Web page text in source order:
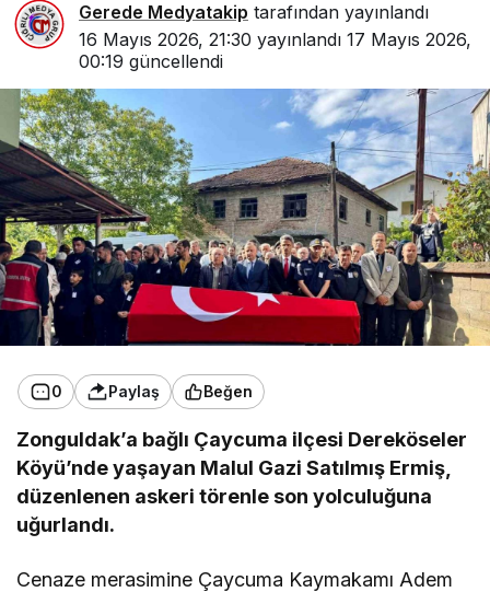
Gerede Medyatakip tarafından yayınlandı
16 Mayıs 2026, 21:30 yayınlandı 17 Mayıs 2026,
00:19 güncellendi
0 Paylaş Beğen
Zonguldak’a bağlı Çaycuma ilçesi Dereköseler
Köyü’nde yaşayan Malul Gazi Satılmış Ermiş,
düzenlenen askeri törenle son yolculuğuna
uğurlandı.
Cenaze merasimine Çaycuma Kaymakamı Adem